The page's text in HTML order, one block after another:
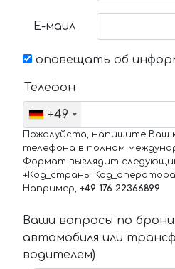
Е-маил
оповещать об
Телефон
+49
Пожалуйста, напишите Ваш
телефона в полном
Формат выглядит
+Код_страны
Например, +49 176 22366899
Ваши вопросы по
автомобиля или
водителем)